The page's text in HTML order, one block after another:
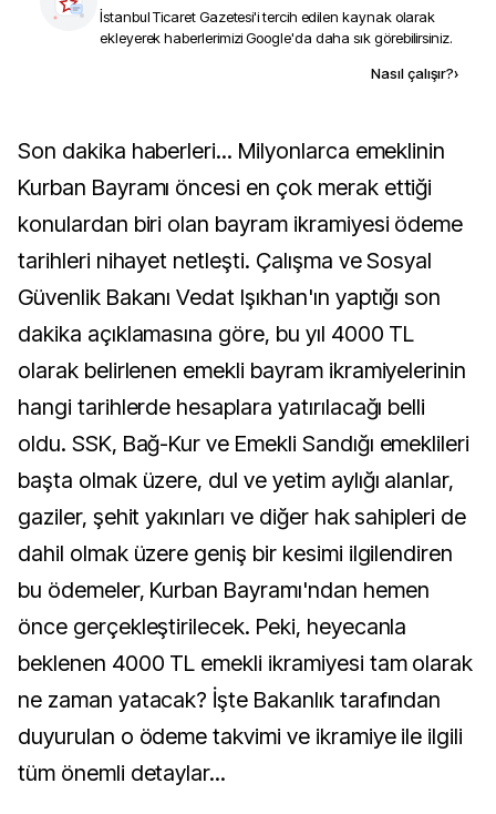
İstanbul Ticaret Gazetesi'i tercih edilen kaynak olarak
ekleyerek haberlerimizi Google'da daha sık görebilirsiniz.
Nasıl çalışır?›
Son dakika haberleri... Milyonlarca emeklinin
Kurban Bayramı öncesi en çok merak ettiği
konulardan biri olan bayram ikramiyesi ödeme
tarihleri nihayet netleşti. Çalışma ve Sosyal
Güvenlik Bakanı Vedat Işıkhan'ın yaptığı son
dakika açıklamasına göre, bu yıl 4000 TL
olarak belirlenen emekli bayram ikramiyelerinin
hangi tarihlerde hesaplara yatırılacağı belli
oldu. SSK, Bağ-Kur ve Emekli Sandığı emeklileri
başta olmak üzere, dul ve yetim aylığı alanlar,
gaziler, şehit yakınları ve diğer hak sahipleri de
dahil olmak üzere geniş bir kesimi ilgilendiren
bu ödemeler, Kurban Bayramı'ndan hemen
önce gerçekleştirilecek. Peki, heyecanla
beklenen 4000 TL emekli ikramiyesi tam olarak
ne zaman yatacak? İşte Bakanlık tarafından
duyurulan o ödeme takvimi ve ikramiye ile ilgili
tüm önemli detaylar...